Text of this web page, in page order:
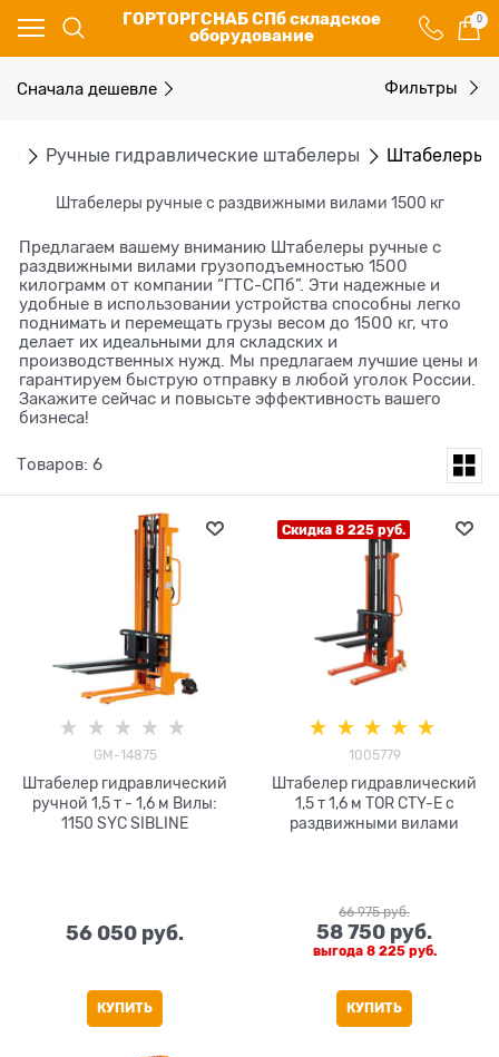
ГОРТОРГСНАБ СПб складское
оборудование
0
Ручные гидравлические штабелеры Штабелеры
Штабелеры ручные с раздвижными вилами 1500 кг
Предлагаем вашему вниманию Штабелеры ручные с
раздвижными вилами грузоподъемностью 1500
килограмм от компании “ГТС-СПб”. Эти надежные и
удобные в использовании устройства способны легко
поднимать и перемещать грузы весом до 1500 кг, что
делает их идеальными для складских и
производственных нужд. Мы предлагаем лучшие цены и
гарантируем быструю отправку в любой уголок России.
Закажите сейчас и повысьте эффективность вашего
бизнеса!
Сначала дешевле Фильтры
Товаров: 6
GM-14875
Штабелер гидравлический
ручной 1,5 т - 1,6 м Вилы:
1150 SYC SIBLINE
56 050 руб.
КУПИТЬ
Скидка 8 225 руб.
1005779
Штабелер гидравлический
1,5 т 1,6 м TOR CTY-E с
раздвижными вилами
66 975 руб.
58 750 руб.
выгода 8 225 руб.
КУПИТЬ